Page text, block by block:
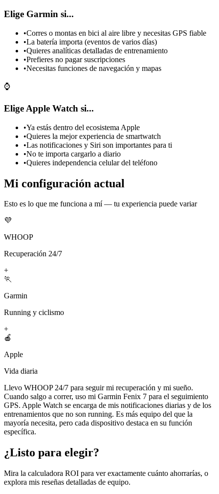
Elige Garmin si...
•Corres o montas en bici al aire libre y necesitas GPS fiable
•La batería importa (eventos de varios días)
•Quieres analíticas detalladas de entrenamiento
•Prefieres no pagar suscripciones
•Necesitas funciones de navegación y mapas
⌚
Elige Apple Watch si...
•Ya estás dentro del ecosistema Apple
•Quieres la mejor experiencia de smartwatch
•Las notificaciones y Siri son importantes para ti
•No te importa cargarlo a diario
•Quieres independencia celular del teléfono
Mi configuración actual
Esto es lo que me funciona a mí — tu experiencia puede variar
💜
WHOOP
Recuperación 24/7
+
🏃
Garmin
Running y ciclismo
+
🍎
Apple
Vida diaria
Llevo WHOOP 24/7 para seguir mi recuperación y mi sueño.
Cuando salgo a correr, uso mi Garmin Fenix 7 para el seguimiento
GPS. Apple Watch se encarga de mis notificaciones diarias y de los
entrenamientos que no son running. Es más equipo del que la
mayoría necesita, pero cada dispositivo destaca en su función
específica.
¿Listo para elegir?
Mira la calculadora ROI para ver exactamente cuánto ahorrarías, o
explora mis reseñas detalladas de equipo.